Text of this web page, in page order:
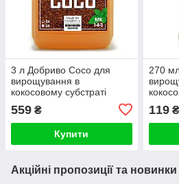
3 л Добриво Coco для
вирощування в
кокосовому субстраті
559 ₴
Купити
270
119₴
Акційні пропозиції та новинки